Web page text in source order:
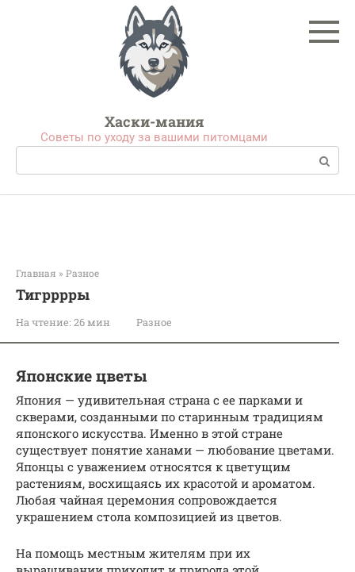
Хаски-мания
Советы по уходу за вашими питомцами
Поиск:
Главная » Разное
Тигрррры
На чтение: 26 мин Разное
Японские цветы
Япония — удивительная страна с ее парками и
скверами, созданными по старинным традициям
японского искусства. Именно в этой стране
существует понятие ханами — любование цветами.
Японцы с уважением относятся к цветущим
растениям, восхищаясь их красотой и ароматом.
Любая чайная церемония сопровождается
украшением стола композицией из цветов.
На помощь местным жителям при их